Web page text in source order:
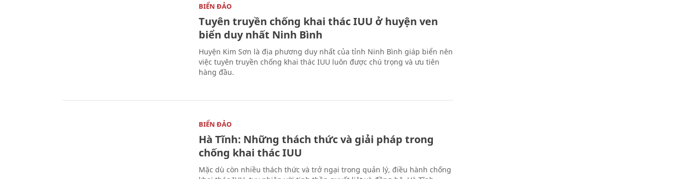
BIỂN ĐẢO
Tuyên truyền chống khai thác IUU ở huyện ven
biển duy nhất Ninh Bình
Huyện Kim Sơn là địa phương duy nhất của tỉnh Ninh Bình giáp biển nên
việc tuyên truyền chống khai thác IUU luôn được chú trọng và ưu tiên
hàng đầu.
BIỂN ĐẢO
Hà Tĩnh: Những thách thức và giải pháp trong
chống khai thác IUU
Mặc dù còn nhiều thách thức và trở ngại trong quản lý, điều hành chống